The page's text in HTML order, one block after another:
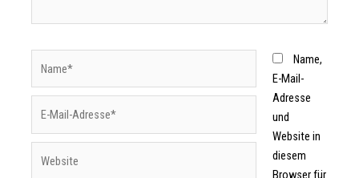
Name,
E-Mail-
Adresse
und
Website in
diesem
Browser für